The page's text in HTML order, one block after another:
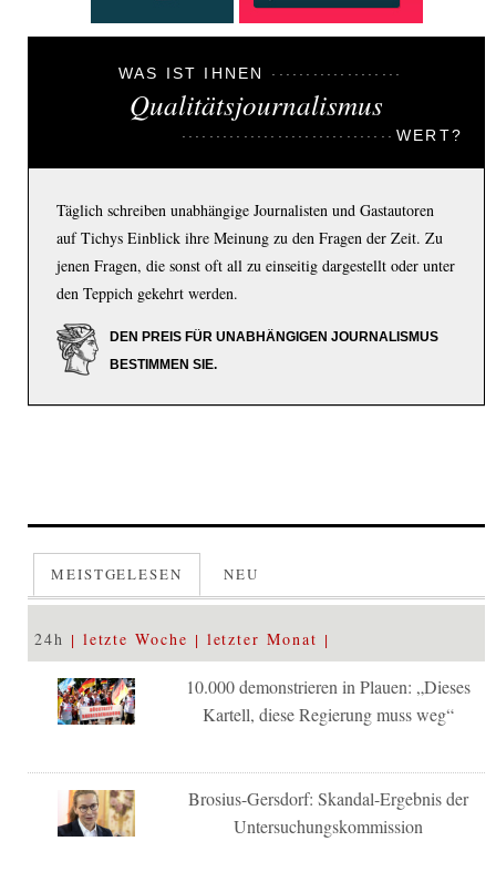
WAS IST IHNEN
Qualitätsjournalismus
WERT?
Täglich schreiben unabhängige Journalisten und Gastautoren
auf Tichys Einblick ihre Meinung zu den Fragen der Zeit. Zu
jenen Fragen, die sonst oft all zu einseitig dargestellt oder unter
den Teppich gekehrt werden.
DEN PREIS FÜR UNABHÄNGIGEN JOURNALISMUS
BESTIMMEN SIE.
MEISTGELESEN NEU
24h letzte Woche letzter Monat
10.000 demonstrieren in Plauen: „Dieses
Kartell, diese Regierung muss weg“
Brosius-Gersdorf: Skandal-Ergebnis der
Untersuchungskommission